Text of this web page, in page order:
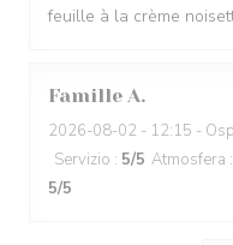
feuille à la crème
Famille A
2026-08-02 - 12:15 -
Servizio : 5/5 Atmosfera :
5/5